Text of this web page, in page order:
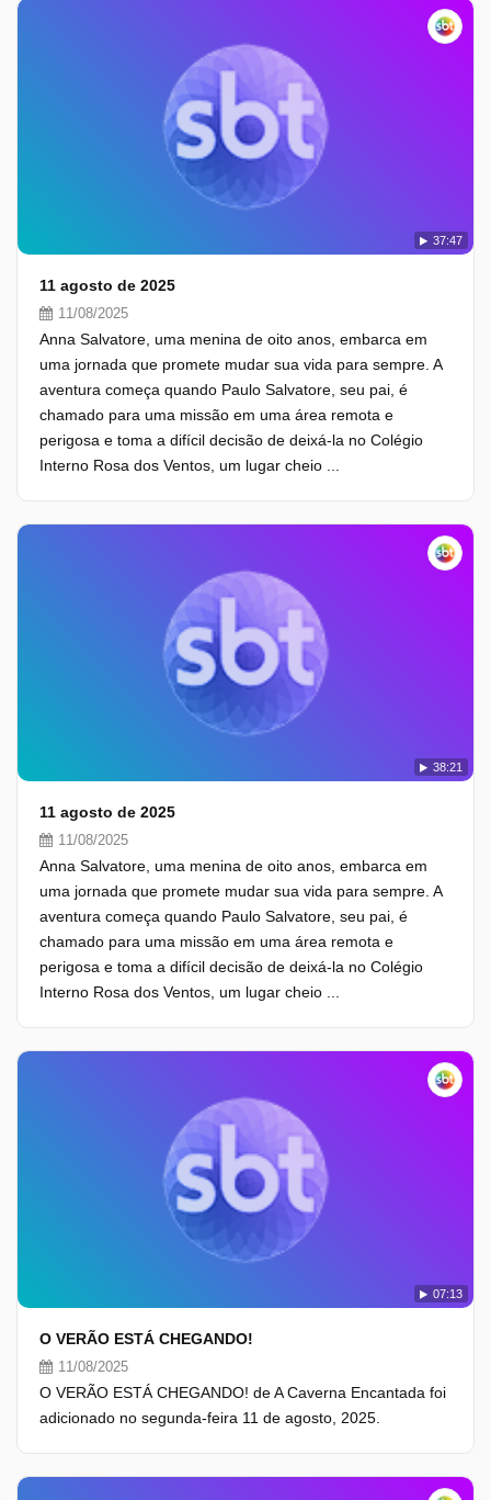
37:47
11 agosto de 2025
11/08/2025
Anna Salvatore, uma menina de oito anos, embarca em
uma jornada que promete mudar sua vida para sempre. A
aventura começa quando Paulo Salvatore, seu pai, é
chamado para uma missão em uma área remota e
perigosa e toma a difícil decisão de deixá-la no Colégio
Interno Rosa dos Ventos, um lugar cheio ...
38:21
11 agosto de 2025
11/08/2025
Anna Salvatore, uma menina de oito anos, embarca em
uma jornada que promete mudar sua vida para sempre. A
aventura começa quando Paulo Salvatore, seu pai, é
chamado para uma missão em uma área remota e
perigosa e toma a difícil decisão de deixá-la no Colégio
Interno Rosa dos Ventos, um lugar cheio ...
07:13
O VERÃO ESTÁ CHEGANDO!
11/08/2025
O VERÃO ESTÁ CHEGANDO! de A Caverna Encantada foi
adicionado no segunda-feira 11 de agosto, 2025.